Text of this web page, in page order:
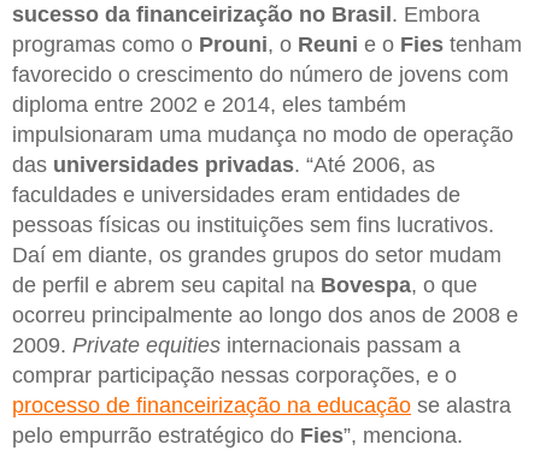
sucesso da financeirização no Brasil. Embora
programas como o Prouni, o Reuni e o Fies tenham
favorecido o crescimento do número de jovens com
diploma entre 2002 e 2014, eles também
impulsionaram uma mudança no modo de operação
das universidades privadas. “Até 2006, as
faculdades e universidades eram entidades de
pessoas físicas ou instituições sem fins lucrativos.
Daí em diante, os grandes grupos do setor mudam
de perfil e abrem seu capital na Bovespa, o que
ocorreu principalmente ao longo dos anos de 2008 e
2009. Private equities internacionais passam a
comprar participação nessas corporações, e o
processo de financeirização na educação se alastra
pelo empurrão estratégico do Fies”, menciona.